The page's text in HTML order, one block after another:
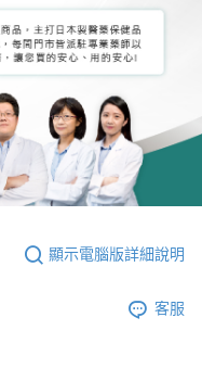
顯示電腦版詳細說明
客服